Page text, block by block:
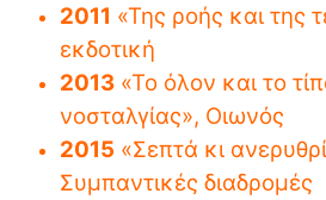
2011 «Της ροής και της
εκδοτική
2013 «Το όλον και το
νοσταλγίας», Οιωνός
2015 «Σεπτά κι
Συμπαντικές διαδρομές